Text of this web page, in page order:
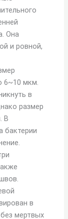
Она
и ровной,
6~10 мкм.
в
размер
В
бактерии
в
мертвых